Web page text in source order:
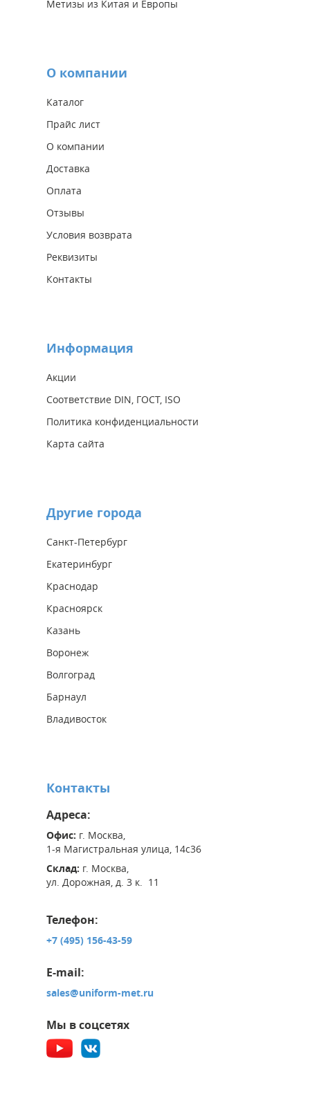
Метизы из Китая и Европы
О компании
Каталог
Прайс лист
О компании
Доставка
Оплата
Отзывы
Условия возврата
Реквизиты
Контакты
Информация
Акции
Соответствие DIN, ГОСТ, ISO
Политика конфиденциальности
Карта сайта
Другие города
Санкт-Петербург
Екатеринбург
Краснодар
Красноярск
Казань
Воронеж
Волгоград
Барнаул
Владивосток
Контакты
Адреса:
Офис: г. Москва,
1-я Магистральная улица, 14с36
Склад: г. Москва,
ул. Дорожная, д. 3 к. 11
Телефон:
+7 (495) 156-43-59
E-mail:
sales@uniform-met.ru
Мы в соцсетях